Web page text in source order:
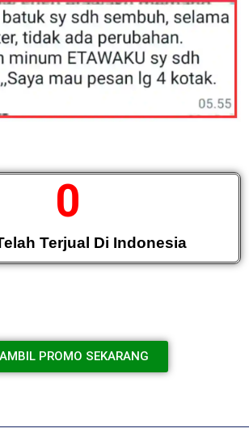
Terjual Di Indonesia
0
AMBIL PROMO SEKARANG